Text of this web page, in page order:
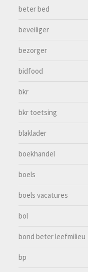
beter bed
beveiliger
bezorger
bidfood
bkr
bkr toetsing
blaklader
boekhandel
boels
boels vacatures
bol
bond beter leefmilieu
bp